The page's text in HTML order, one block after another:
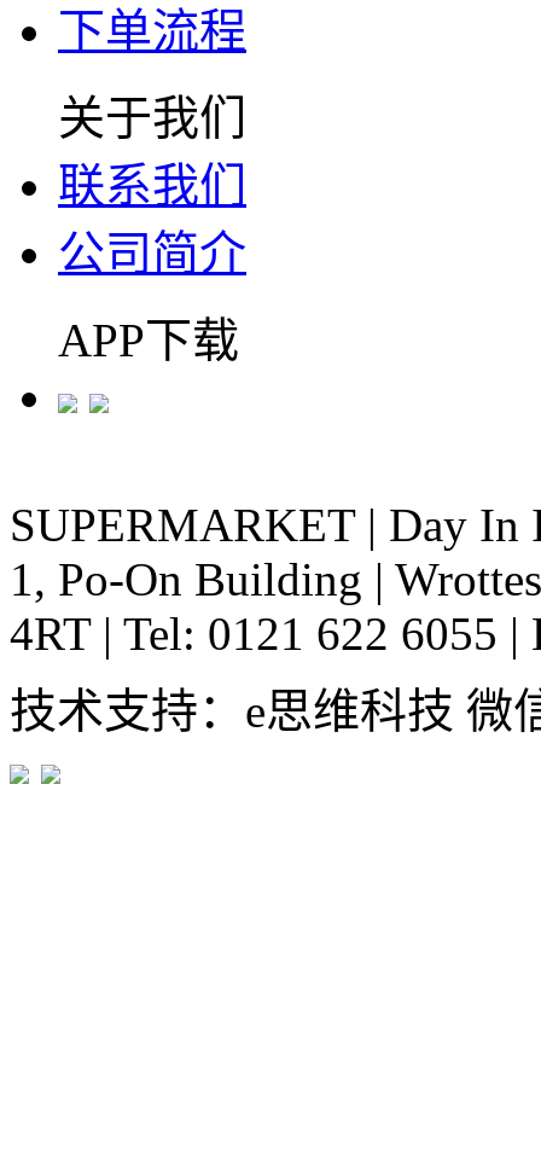
下单流程
关于我们
联系我们
公司简介
APP下载
SUPERMARKET | Day In
1, Po-On Building |
4RT | Tel: 0121 622 6055 |
技术支持：e思维科技 微